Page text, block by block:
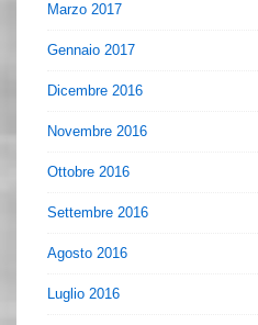
Marzo 2017
Gennaio 2017
Dicembre 2016
Novembre 2016
Ottobre 2016
Settembre 2016
Agosto 2016
Luglio 2016